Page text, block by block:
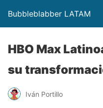
Bubbleblabber LATAM
HBO Max
su
Iván Portillo